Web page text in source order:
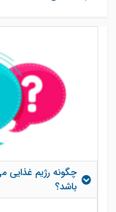
چگونه رژیم غذایی
باشد؟